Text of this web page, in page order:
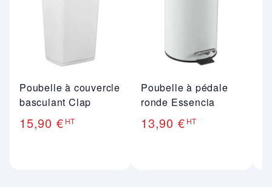
Poubelle à couvercle
basculant Clap
15,90 € HT
Poubelle à pédale
ronde Essencia
13,90 € HT